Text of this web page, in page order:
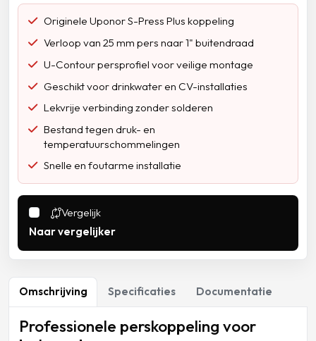
Originele Uponor S-Press Plus koppeling
Verloop van 25 mm pers naar 1" buitendraad
U-Contour persprofiel voor veilige montage
Geschikt voor drinkwater en CV-installaties
Lekvrije verbinding zonder solderen
Bestand tegen druk- en
temperatuurschommelingen
Snelle en foutarme installatie
Vergelijk
Naar vergelijker
Omschrijving Specificaties Documentatie
Professionele perskoppeling voor